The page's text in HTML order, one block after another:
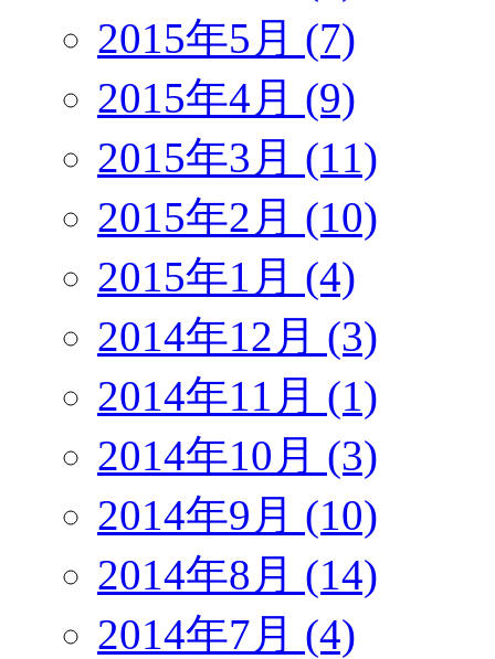
2015年5月 (7)
2015年4月 (9)
2015年3月 (11)
2015年2月 (10)
2015年1月 (4)
2014年12月 (3)
2014年11月 (1)
2014年10月 (3)
2014年9月 (10)
2014年8月 (14)
2014年7月 (4)